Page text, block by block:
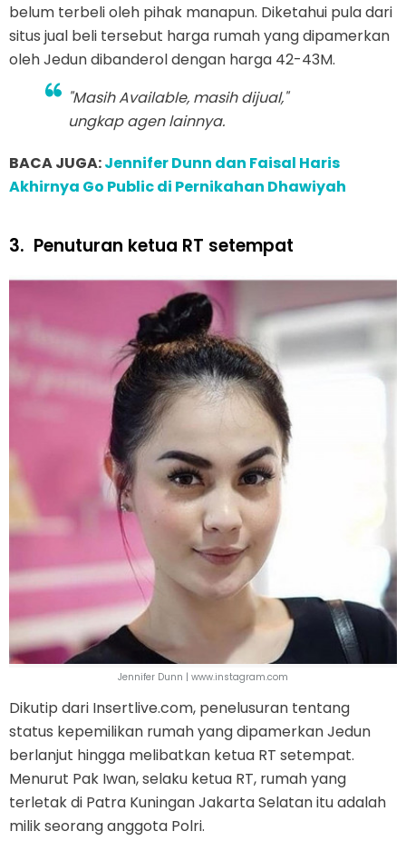
belum terbeli oleh pihak manapun. Diketahui pula dari
situs jual beli tersebut harga rumah yang dipamerkan
oleh Jedun dibanderol dengan harga 42-43M.
"Masih Available, masih dijual,"
ungkap agen lainnya.
BACA JUGA:Jennifer Dunn dan Faisal Haris
Akhirnya Go Public di Pernikahan Dhawiyah
3. Penuturan ketua RT setempat
Jennifer Dunn | www.instagram.com
Dikutip dari Insertlive.com, penelusuran tentang
status kepemilikan rumah yang dipamerkan Jedun
berlanjut hingga melibatkan ketua RT setempat.
Menurut Pak Iwan, selaku ketua RT, rumah yang
terletak di Patra Kuningan Jakarta Selatan itu adalah
milik seorang anggota Polri.